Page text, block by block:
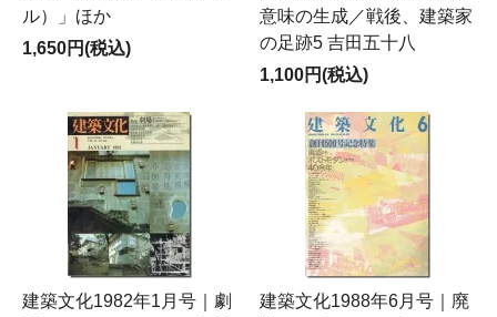
ル）」ほか
1,650円(税込)
意味の生成／戦後、建築家
の足跡5 吉田五十八
1,100円(税込)
建築文化1982年1月号｜劇
建築文化1988年6月号｜廃